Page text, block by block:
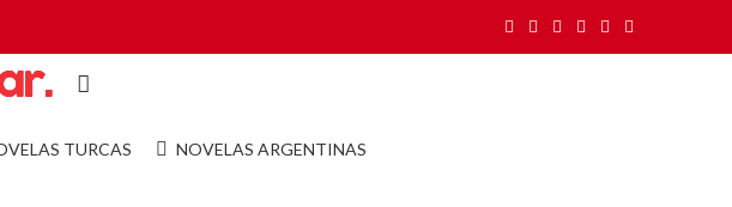
TURCAS NOVELAS ARGENTINAS